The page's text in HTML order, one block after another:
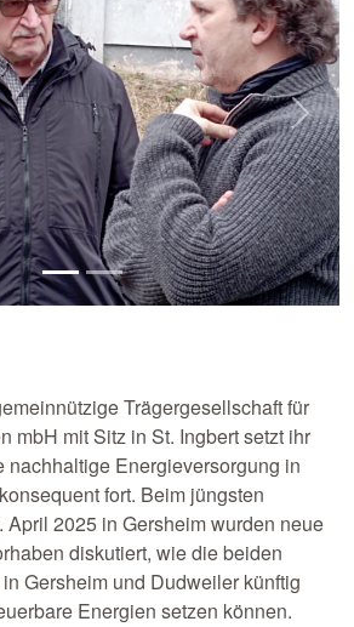
Trägergesellschaft für
mbH mit Sitz in St. Ingbert setzt ihr
nachhaltige Energieversorgung in
fort. Beim jüngsten
April 2025 in Gersheim wurden neue
diskutiert, wie die beiden
Gersheim und Dudweiler künftig
Energien setzen können.
weiter